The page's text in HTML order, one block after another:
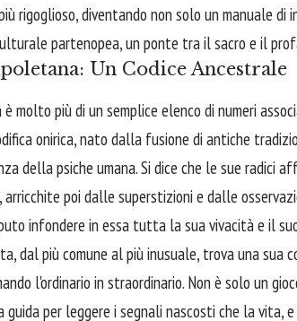
rigoglioso, diventando non solo un manuale di
partenopea, un ponte tra il sacro e il
Un Codice Ancestrale
molto più di un semplice elenco di numeri
onirica, nato dalla fusione di antiche
della psiche umana. Si dice che le sue radici
arricchite poi dalle superstizioni e dalle
infondere in essa tutta la sua vivacità e il
dal più comune al più inusuale, trova una sua
l'ordinario in straordinario. Non è solo un
guida per leggere i segnali nascosti che la vita,